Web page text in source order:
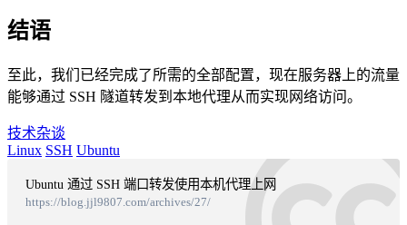
结语
至此，我们已经完成了所需的全部配置，现在服务器上的流量
能够通过 SSH 隧道转发到本地代理从而实现网络访问。
技术杂谈
Linux SSH Ubuntu
Ubuntu 通过 SSH 端口转发使用本机代理上网
https://blog.jjl9807.com/archives/27/